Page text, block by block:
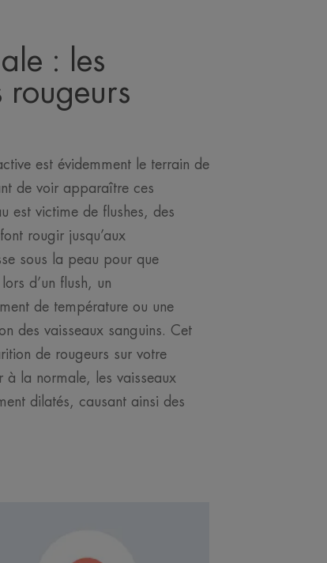
: les
rougeurs
est évidemment le terrain de
de voir apparaître ces
est victime de flushes, des
rougir jusqu’aux
sous la peau pour que
d’un flush, un
de température ou une
des vaisseaux sanguins. Cet
de rougeurs sur votre
à la normale, les vaisseaux
dilatés, causant ainsi des